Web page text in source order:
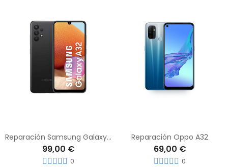
Reparación Samsung Galaxy A32 4G
99,00 €
0
Reparación Oppo A32
69,00 €
0